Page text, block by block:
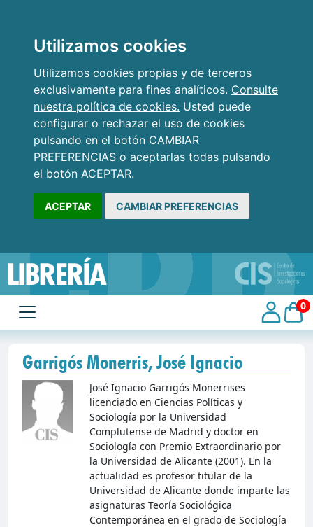
Utilizamos cookies
Utilizamos cookies propias y de terceros
exclusivamente para fines analíticos. Consulte
nuestra política de cookies. Usted puede
configurar o rechazar el uso de cookies
pulsando en el botón CAMBIAR
PREFERENCIAS o aceptarlas todas pulsando
el botón ACEPTAR.
ACEPTAR CAMBIAR PREFERENCIAS
0
Garrigós Monerris, José Ignacio
José Ignacio Garrigós Monerrises
licenciado en Ciencias Políticas y
Sociología por la Universidad
Complutense de Madrid y doctor en
Sociología con Premio Extraordinario por
la Universidad de Alicante (2001). En la
actualidad es profesor titular de la
Universidad de Alicante donde imparte las
asignaturas Teoría Sociológica
Contemporánea en el grado de Sociología